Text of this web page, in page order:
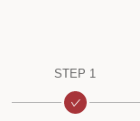
STEP 1